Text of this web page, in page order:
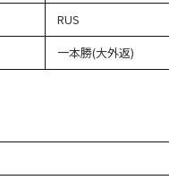
RUS
一本勝(大外返)